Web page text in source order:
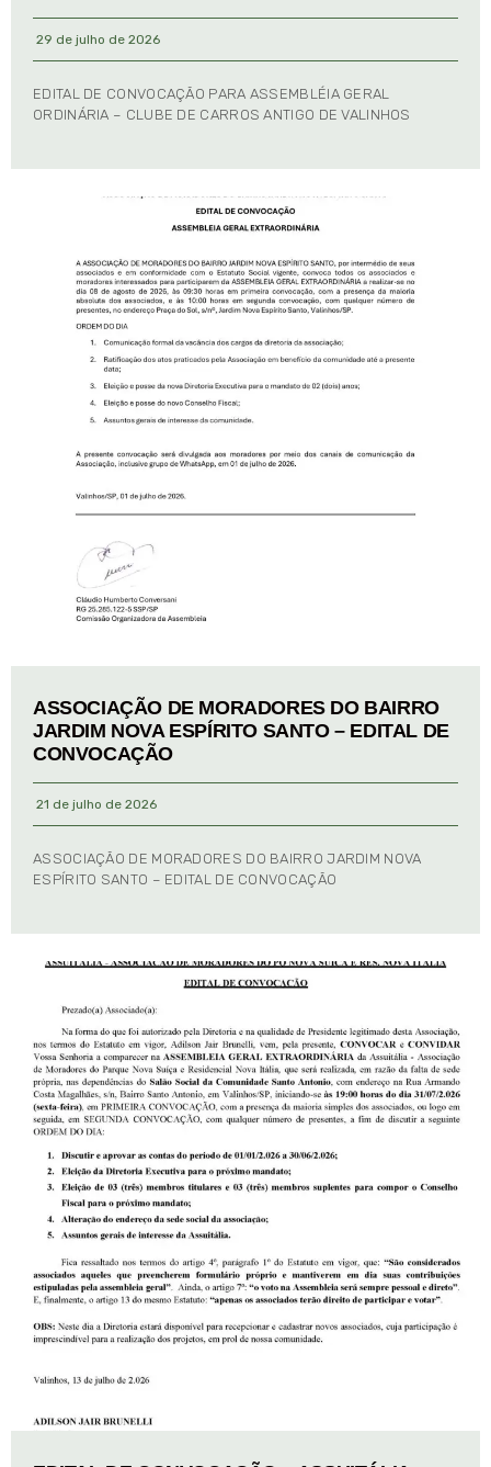
29 de julho de 2026
EDITAL DE CONVOCAÇÃO PARA ASSEMBLÉIA GERAL
ORDINÁRIA – CLUBE DE CARROS ANTIGO DE VALINHOS
ASSOCIAÇÃO DE MORADORES DO BAIRRO
JARDIM NOVA ESPÍRITO SANTO – EDITAL DE
CONVOCAÇÃO
21 de julho de 2026
ASSOCIAÇÃO DE MORADORES DO BAIRRO JARDIM NOVA
ESPÍRITO SANTO – EDITAL DE CONVOCAÇÃO